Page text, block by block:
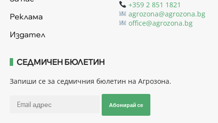
Реклама
Издател
+359 2 851 1821
agrozona@agrozona.bg
office@agrozona.bg
СЕДМИЧЕН БЮЛЕТИН
Запиши се за седмичния бюлетин на Агрозона.
Абонирай се